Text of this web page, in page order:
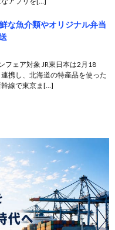
な魚介類やオリジナル弁当
フェア対象 JR東日本は2月18
携し、北海道の特産品を使った
線で東京ま[…]